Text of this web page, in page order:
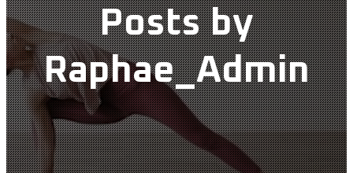
Posts by
Raphae_Admin